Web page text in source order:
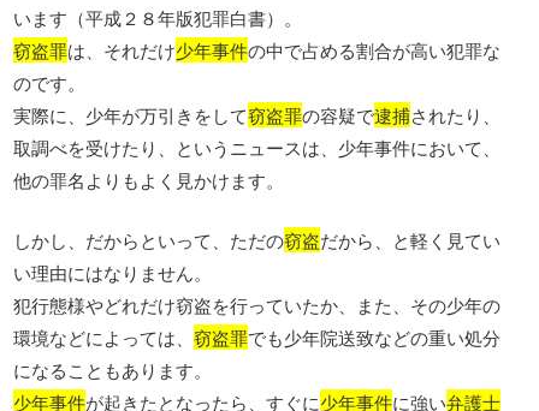
います（平成２８年版犯罪白書）。
窃盗罪は、それだけ少年事件の中で占める割合が高い犯罪な
のです。
実際に、少年が万引きをして窃盗罪の容疑で逮捕されたり、
取調べを受けたり、というニュースは、少年事件において、
他の罪名よりもよく見かけます。
しかし、だからといって、ただの窃盗だから、と軽く見てい
い理由にはなりません。
犯行態様やどれだけ窃盗を行っていたか、また、その少年の
環境などによっては、窃盗罪でも少年院送致などの重い処分
になることもあります。
少年事件が起きたとなったら、すぐに少年事件に強い弁護士